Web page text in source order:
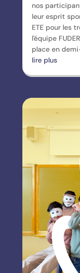
nos
leur esprit
ETE pour les
l'équipe
place en
lire plus